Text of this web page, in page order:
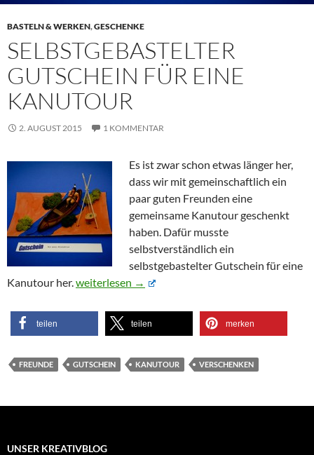
BASTELN & WERKEN,GESCHENKE
SELBSTGEBASTELTER
GUTSCHEIN FÜR EINE
KANUTOUR
2. AUGUST 2015 1 KOMMENTAR
Es ist zwar schon etwas länger her,
dass wir mit gemeinschaftlich ein
paar guten Freunden eine
gemeinsame Kanutour geschenkt
haben. Dafür musste
selbstverständlich ein
selbstgebastelter Gutschein für eine
Kanutour her.Selbstgebastelter Gutschein für eine Kanutour
weiterlesen →
teilen teilen merken
FREUNDE GUTSCHEIN KANUTOUR VERSCHENKEN
UNSER KREATIVBLOG